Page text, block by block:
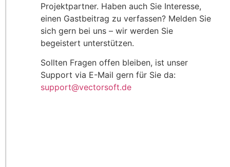
Projektpartner. Haben auch Sie Interesse,
einen Gastbeitrag zu verfassen? Melden Sie
sich gern bei uns – wir werden Sie
begeistert unterstützen.
Sollten Fragen offen bleiben, ist unser
Support via E-Mail gern für Sie da:
support@vectorsoft.de